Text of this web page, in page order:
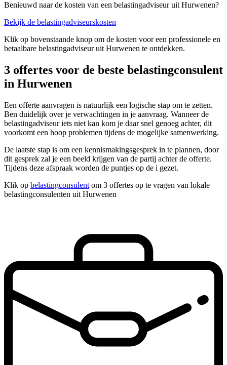
Benieuwd naar de kosten van een belastingadviseur uit Hurwenen?
Bekijk de belastingadviseurskosten
Klik op bovenstaande knop om de kosten voor een professionele en
betaalbare belastingadviseur uit Hurwenen te ontdekken.
3 offertes voor de beste belastingconsulent
in Hurwenen
Een offerte aanvragen is natuurlijk een logische stap om te zetten.
Ben duidelijk over je verwachtingen in je aanvraag. Wanneer de
belastingadviseur iets niet kan kom je daar snel genoeg achter, dit
voorkomt een hoop problemen tijdens de mogelijke samenwerking.
De laatste stap is om een kennismakingsgesprek in te plannen, door
dit gesprek zal je een beeld krijgen van de partij achter de offerte.
Tijdens deze afspraak worden de puntjes op de i gezet.
Klik op belastingconsulent om 3 offertes op te vragen van lokale
belastingconsulenten uit Hurwenen